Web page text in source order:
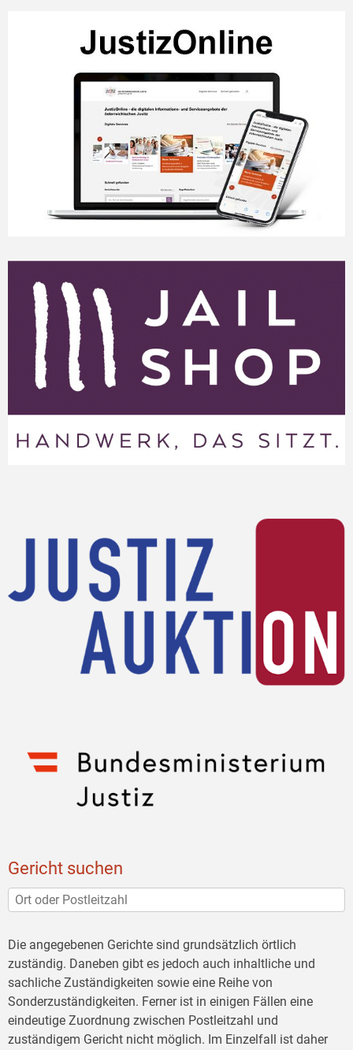
Gericht suchen
Die angegebenen Gerichte sind grundsätzlich örtlich
zuständig. Daneben gibt es jedoch auch inhaltliche und
sachliche Zuständigkeiten sowie eine Reihe von
Sonderzuständigkeiten. Ferner ist in einigen Fällen eine
eindeutige Zuordnung zwischen Postleitzahl und
zuständigem Gericht nicht möglich. Im Einzelfall ist daher